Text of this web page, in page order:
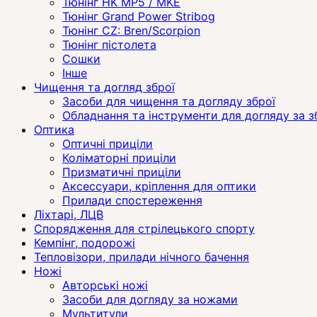
Тюнінг Grand Power Stribog
Тюнінг CZ: Bren/Scorpion
Тюнінг пістолета
Сошки
Інше
Чищення та догляд зброї
Засоби для чищення та догляду зброї
Обладнання та інструменти для догляду за
Оптика
Оптичні приціли
Коліматорні приціли
Призматичні приціли
Аксессуари, кріплення для оптики
Прилади спостереження
Ліхтарі, ЛЦВ
Спорядження для стрілецького спорту
Кемпінг, подорожі
Тепловізори, прилади нічного бачення
Ножі
Авторські ножі
Засоби для догляду за ножами
Мультитули